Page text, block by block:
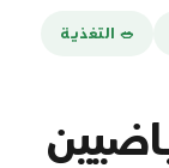
🥗 التغذية